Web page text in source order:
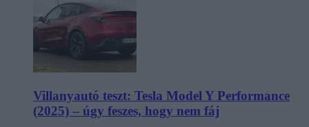
Villanyautó teszt: Tesla Model Y Performance
(2025) – úgy feszes, hogy nem fáj